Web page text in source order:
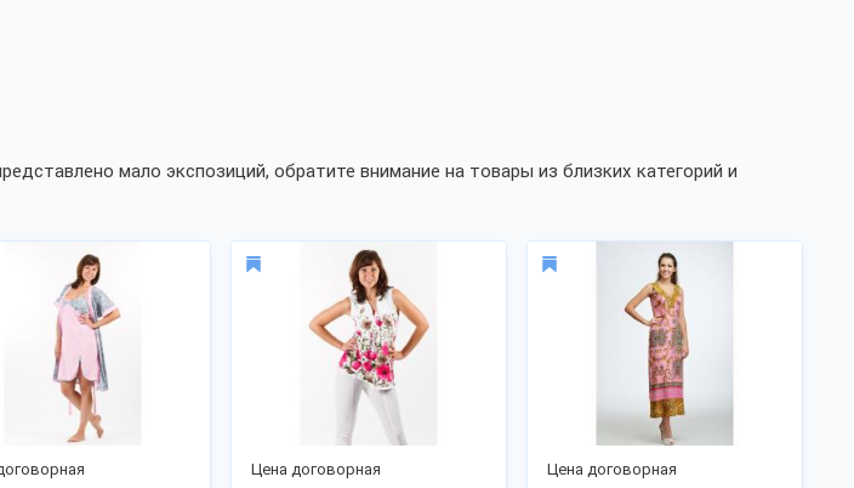
мало экспозиций, обратите внимание на товары из близких категорий и
Цена договорная Цена договорная